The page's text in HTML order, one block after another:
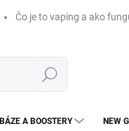
Čo je to vaping a ako
Hľadať
BÁZE A BOOSTERY NEW